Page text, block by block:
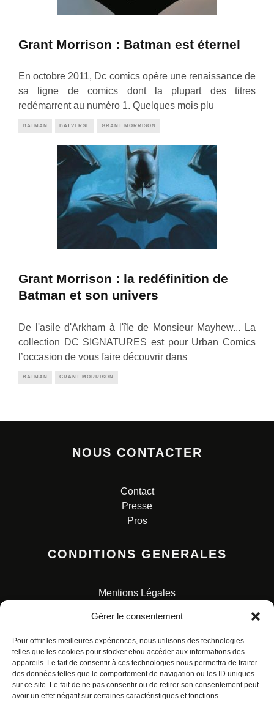
Gérer le consentement
Pour offrir les meilleures expériences, nous utilisons des technologies
telles que les cookies pour stocker et/ou accéder aux informations des
appareils. Le fait de consentir à ces technologies nous permettra de traiter
des données telles que le comportement de navigation ou les ID uniques
sur ce site. Le fait de ne pas consentir ou de retirer son consentement peut
avoir un effet négatif sur certaines caractéristiques et fonctions.
Grant Morrison : Batman est éternel
En octobre 2011, Dc comics opère une renaissance de
sa ligne de comics dont la plupart des titres
redémarrent au numéro 1. Quelques mois plu
BATMAN BATVERSE GRANT MORRISON
Grant Morrison : la redéfinition de
Batman et son univers
De l'asile d'Arkham à l'île de Monsieur Mayhew... La
collection DC SIGNATURES est pour Urban Comics
l’occasion de vous faire découvrir dans
BATMAN GRANT MORRISON
NOUS CONTACTER
Contact
Presse
Pros
CONDITIONS GENERALES
Mentions Légales
Charte pour la protection des données personnelles
© ALL RIGHTS RESERVED. URBAN COMICS POUR LES